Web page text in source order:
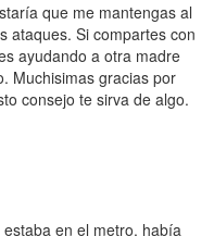
que me mantengas al
ataques. Si compartes con
ayudando a otra madre
Muchisimas gracias por
consejo te sirva de algo.
en el metro, había